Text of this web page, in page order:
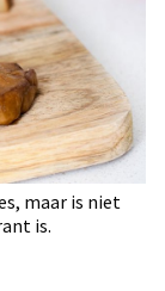
maar is niet
is.